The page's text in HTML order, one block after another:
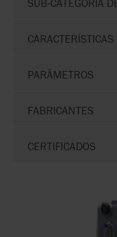
SUB-CATEGORIA
PARÂMETROS
FABRICANTES
CERTIFICADOS